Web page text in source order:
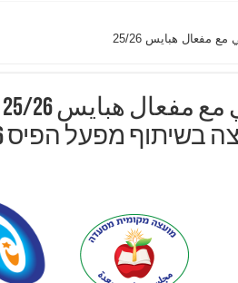
مفعال هبايس 25/26
مفعال هبايس 25/26
מפעל הפיס 25/26